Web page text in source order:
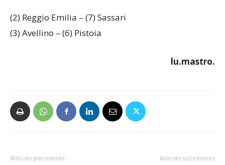
(2) Reggio Emilia – (7) Sassari
(3) Avellino – (6) Pistoia
lu.mastro.
Articolo precedente Articolo successivo